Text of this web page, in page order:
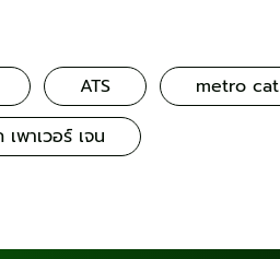
ATS metro cat
พาเวอร์ เจน